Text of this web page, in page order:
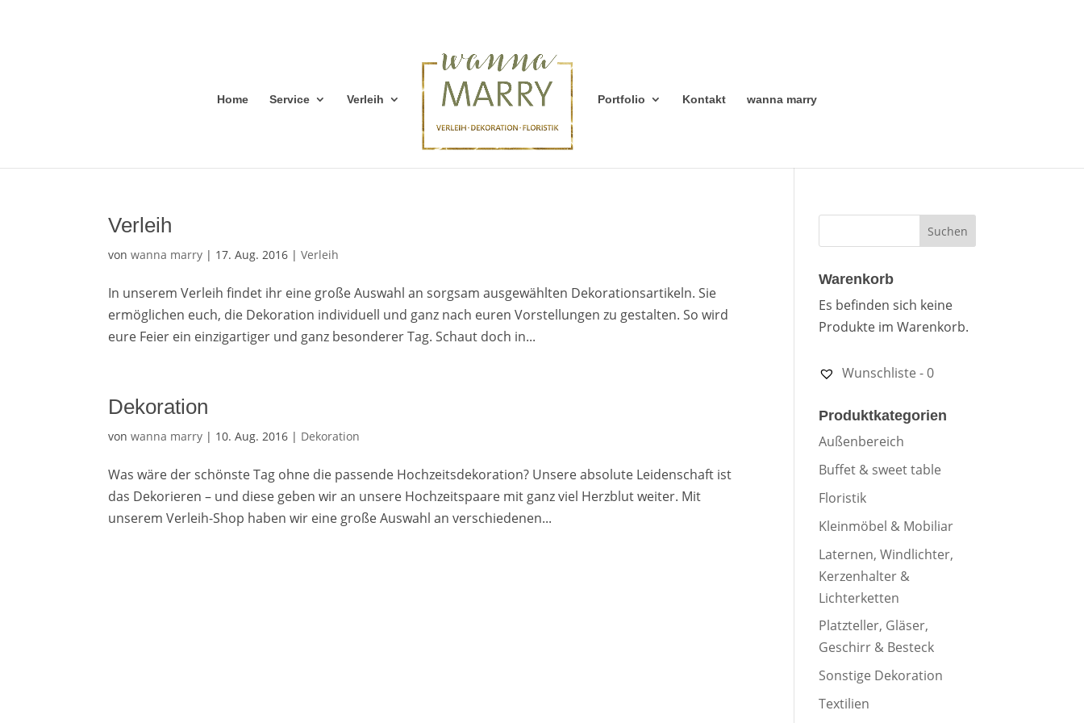
Home Service Verleih Portfolio Kontakt wanna marry
Verleih
vonwanna marry | 17. Aug. 2016 |Verleih
In unserem Verleih findet ihr eine große Auswahl an sorgsam ausgewählten Dekorationsartikeln. Sie
ermöglichen euch, die Dekoration individuell und ganz nach euren Vorstellungen zu gestalten. So wird
eure Feier ein einzigartiger und ganz besonderer Tag. Schaut doch in...
Dekoration
vonwanna marry | 10. Aug. 2016 | Dekoration
Was wäre der schönste Tag ohne die passende Hochzeitsdekoration? Unsere absolute Leidenschaft ist
das Dekorieren – und diese geben wir an unsere Hochzeitspaare mit ganz viel Herzblut weiter. Mit
unserem Verleih-Shop haben wir eine große Auswahl an verschiedenen...
Warenkorb
Es befinden sich keine
Produkte im Warenkorb.
Wunschliste -0
Produktkategorien
Außenbereich
Buffet & sweet table
Floristik
Kleinmöbel & Mobiliar
Laternen, Windlichter,
Kerzenhalter &
Lichterketten
Platzteller, Gläser,
Geschirr & Besteck
Sonstige Dekoration
Textilien